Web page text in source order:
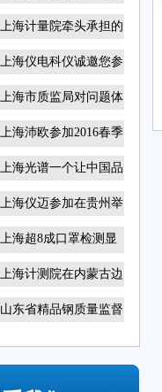
上海计量院牵头承担的
上海仪电科仪诚邀您参
上海市质监局对问题体
上海沛欧参加2016春季
上海光谱一个让中国品
上海仪迈参加在贵州举
上海超8成口罩检测显
上海计测院在内蒙古边
山东省精品钢质量监督